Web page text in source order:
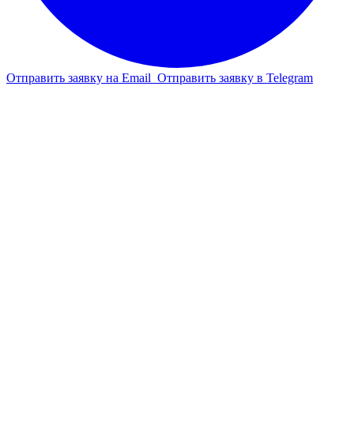
Отправить заявку на Email Отправить заявку в Telegram